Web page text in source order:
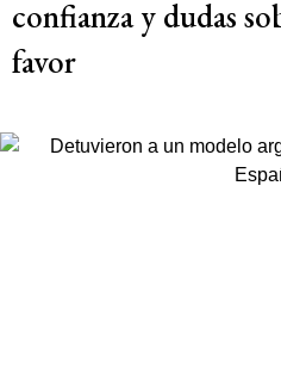
confianza y dudas
favor